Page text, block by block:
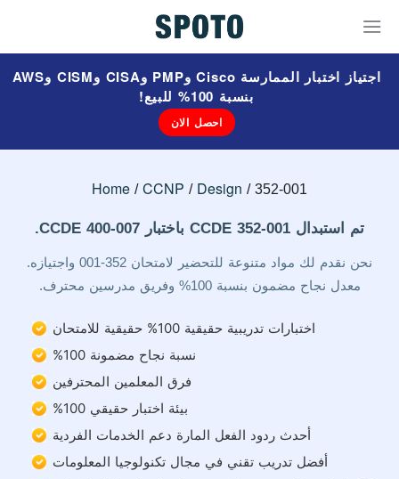
اجتياز اختبار الممارسة Cisco وPMP وCISA وCISM وAWS
بنسبة 100% للبيع!
احصل الان
Home CCNP Design 352-001
تم استبدال CCDE 352-001 باختبار CCDE 400-007.
نحن نقدم لك مواد متنوعة للتحضير لامتحان 352-001 واجتيازه.
معدل نجاح مضمون بنسبة 100% وفريق مدرسين محترف.
اختبارات تدريبية حقيقية 100% حقيقية للامتحان
نسبة نجاح مضمونة 100%
فرق المعلمين المحترفين
بيئة اختبار حقيقي 100%
أحدث ردود الفعل المارة دعم الخدمات الفردية
أفضل تدريب تقني في مجال تكنولوجيا المعلومات